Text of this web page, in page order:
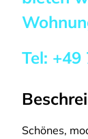
Tel: +49
Schönes,